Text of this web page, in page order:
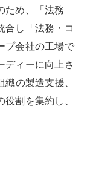
ため、「法務
合し「法務・コ
プ会社の工場で
ディーに向上さ
の製造支援、
割を集約し、